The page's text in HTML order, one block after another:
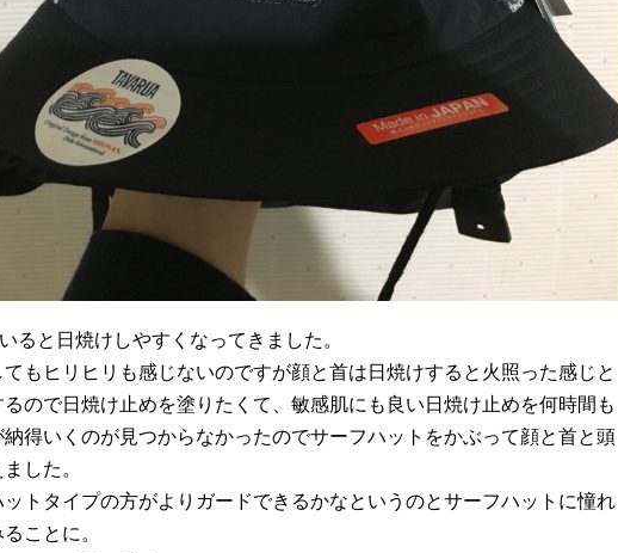
ると日焼けしやすくなってきました。
もヒリヒリも感じないのですが顔と首は日焼けすると火照った感じと
ので日焼け止めを塗りたくて、敏感肌にも良い日焼け止めを何時間も
得いくのが見つからなかったのでサーフハットをかぶって顔と首と頭
した。
トタイプの方がよりガードできるかなというのとサーフハットに憧れ
ことに。